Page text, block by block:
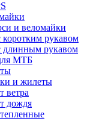
и веломайки
рукавом
длинным рукавом
МТБ
и жилеты
ветра
дождя